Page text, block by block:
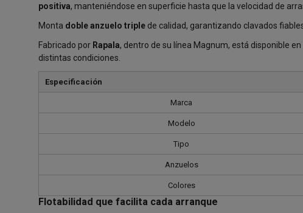
positiva, manteniéndose en superficie hasta que la velocidad de
Monta doble anzuelo triplede calidad, garantizando clavados
Fabricado por Rapala, dentro de su línea Magnum, está disponible
distintas condiciones.
Especificación
Marca
Modelo
Tipo
Anzuelos
Colores
Flotabilidad que facilita cada arranque